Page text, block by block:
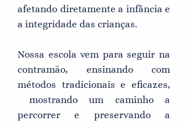
afetando diretamente a infância e
a integridade das crianças.
Nossa escola vem para seguir na
contramão, ensinando com
métodos tradicionais e eficazes,
mostrando um caminho a
percorrer e preservando a